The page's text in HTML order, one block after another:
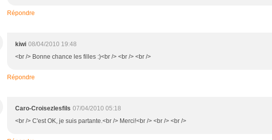
Répondre
kiwi 08/04/2010 19:48
<br /> Bonne chance les filles :)<br /> <br /> <br />
Répondre
Caro-Croisezlesfils 07/04/2010 05:18
<br /> C'est OK, je suis partante.<br /> Merci!<br /> <br /> <br />